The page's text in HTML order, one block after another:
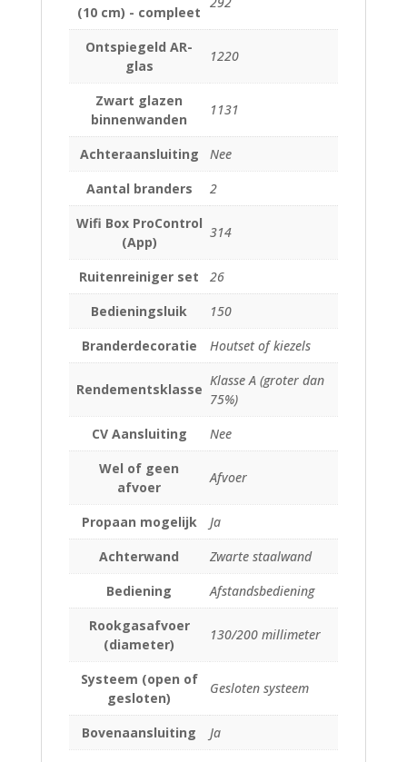
(10 cm) - compleet
Ontspiegeld AR-
glas
1220
Zwart glazen
binnenwanden
1131
Achteraansluiting
Nee
Aantal branders
2
Wifi Box ProControl
(App)
314
Ruitenreiniger set
26
Bedieningsluik
150
Branderdecoratie
Houtset of kiezels
Rendementsklasse
Klasse A (groter dan
75%)
CV Aansluiting
Nee
Wel of geen
afvoer
Afvoer
Propaan mogelijk
Ja
Achterwand
Zwarte staalwand
Bediening
Afstandsbediening
Rookgasafvoer
(diameter)
130/200 millimeter
Systeem (open of
gesloten)
Gesloten systeem
Bovenaansluiting Ja